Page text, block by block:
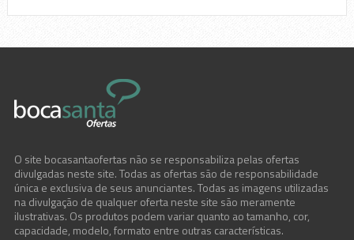
O site bocasantaofertas não se responsabiliza pelas ofertas
divulgadas neste site. Todas as ofertas são de responsabilidade
única e exclusiva de seus anunciantes. Todas as imagens utilizadas
na divulgação de qualquer oferta neste site são meramente
ilustrativas. Os produtos podem variar quanto ao tamanho, cor,
capacidade, modelo, formato entre outras características.